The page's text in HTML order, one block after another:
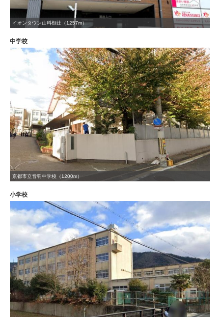
イオンタウン山科椥辻（1257m）
中学校
京都市立音羽中学校（1200m）
小学校